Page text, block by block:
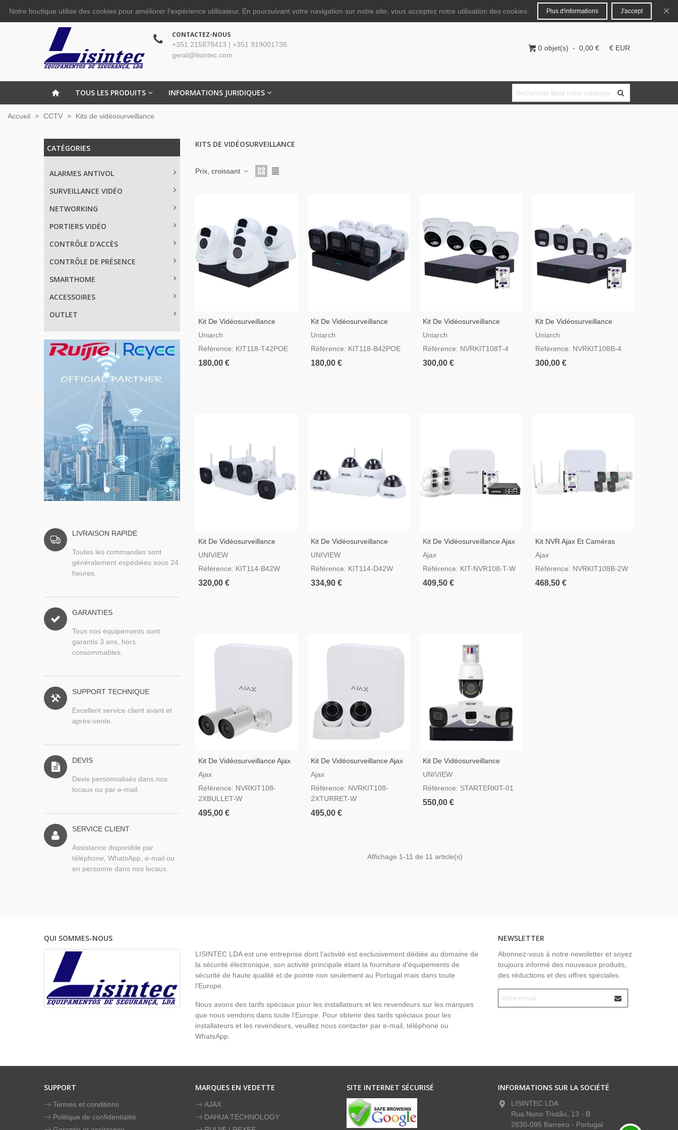
Français Connecter
CONTACTEZ-NOUS
+351 215878413 | +351 919001736
geral@lisintec.com
0 objet(s) - 0,00 € € EUR
TOUS LES PRODUITS INFORMATIONS JURIDIQUES
Accueil > CCTV > Kits de vidéosurveillance
CATÉGORIES
ALARMES ANTIVOL
SURVEILLANCE VIDÉO
NETWORKING
PORTIERS VIDÉO
CONTRÔLE D'ACCÈS
CONTRÔLE DE PRÉSENCE
SMARTHOME
ACCESSOIRES
OUTLET
LIVRAISON RAPIDE
Toutes les commandes sont
généralement expédiées sous 24
heures.
GARANTIES
Tous nos équipements sont
garantis 3 ans, hors
consommables.
SUPPORT TECHNIQUE
Excellent service client avant et
après-vente.
DEVIS
Devis personnalisés dans nos
locaux ou par e-mail.
SERVICE CLIENT
Assistance disponible par
téléphone, WhatsApp, e-mail ou
en personne dans nos locaux.
KITS DE VIDÉOSURVEILLANCE
Prix, croissant
Kit De Vidéosurveillance
Uniarch Avec 4 Caméras
Uniarch
Référence: KIT118-T42POE
180,00 €
Kit De Vidéosurveillance
Uniarch Avec 4 Caméras
Uniarch
Référence: KIT118-B42POE
180,00 €
Kit De Vidéosurveillance
Uniarch Avec 4 Tourelle Easy-
Uniarch
Référence: NVRKIT108T-4
300,00 €
Kit De Vidéosurveillance
Uniarch Avec 4 Caméras
Uniarch
Référence: NVRKIT108B-4
300,00 €
Kit De Vidéosurveillance
Uniview Avec Connexion
B42W
UNIVIEW
Référence: KIT114-B42W
320,00 €
Kit De Vidéosurveillance
Uniview Avec Connexion
D42W
UNIVIEW
Référence: KIT114-D42W
334,90 €
Kit De Vidéosurveillance Ajax
Avec 4 Caméras Turret
Ajax
Référence: KIT-NVR108-T-W
409,50 €
Kit NVR Ajax Et Caméras
Uniarch
Ajax
Référence: NVRKIT108B-2W
468,50 €
Kit De Vidéosurveillance Ajax
2 Caméras Bullet De 5 Mpx
Ajax
Référence: NVRKIT108-
2XBULLET-W
495,00 €
Kit De Vidéosurveillance Ajax
2 Caméras Turret De 5 Mpx
Ajax
Référence: NVRKIT108-
2XTURRET-W
495,00 €
Kit De Vidéosurveillance
Uniview
UNIVIEW
Référence: STARTERKIT-01
550,00 €
Affichage 1-11 de 11 article(s)
QUI SOMMES-NOUS
LISINTEC LDA est une entreprise dont l'activité est exclusivement dédiée au domaine de
la sécurité électronique, son activité principale étant la fourniture d'équipements de
sécurité de haute qualité et de pointe non seulement au Portugal mais dans toute
l'Europe.
Nous avons des tarifs spéciaux pour les installateurs et les revendeurs sur les marques
que nous vendons dans toute l'Europe. Pour obtenir des tarifs spéciaux pour les
installateurs et les revendeurs, veuillez nous contacter par e-mail, téléphone ou
WhatsApp.
NEWSLETTER
Abonnez-vous à notre newsletter et soyez
toujours informé des nouveaux produits,
des réductions et des offres spéciales.
SUPPORT
Termes et conditions
Politique de confidentialité
MARQUES EN VEDETTE
AJAX
DAHUA TECHNOLOGY
SITE INTERNET SÉCURISÉ INFORMATIONS SUR LA SOCIÉTÉ
LISINTEC LDA
Rua Nuno Tristão, 13 - B
2830-095 Barreiro - Portugal
Notre boutique utilise des cookies pour améliorer l'expérience utilisateur. En poursuivant votre navigation sur notre site, vous acceptez notre utilisation des cookies. Plus d'informations J'accept ×